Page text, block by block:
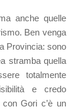
anche quelle
Ben venga
Provincia: sono
stramba quella
totalmente
e credo
Gori c’è un